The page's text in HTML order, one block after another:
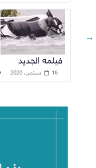
→
فيلمه الجديد
16 سبتمبر، 2020